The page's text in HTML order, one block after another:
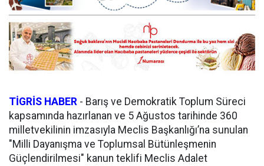
TİGRİS HABER - Barış ve Demokratik Toplum Süreci
kapsamında hazırlanan ve 5 Ağustos tarihinde 360
milletvekilinin imzasıyla Meclis Başkanlığı’na sunulan
"Milli Dayanışma ve Toplumsal Bütünleşmenin
Güçlendirilmesi" kanun teklifi Meclis Adalet